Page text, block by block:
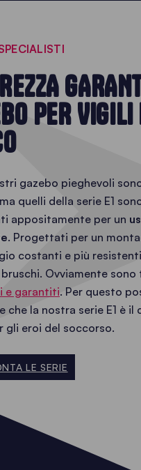
PER VIGILI
gazebo pieghevoli
quelli della serie E1
appositamente per un
. Progettati per un
costanti e più
Ovviamente
e garantiti. Per questo
che la nostra serie E1 è il
gli eroi del soccorso.
LE SERIE